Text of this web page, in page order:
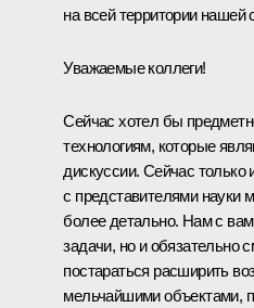
на всей территории нашей
Уважаемые коллеги!
Сейчас хотел бы
технологиям, которые
дискуссии. Сейчас только
с представителями науки
более детально. Нам с
задачи, но и обязательно
постараться расширить
мельчайшими объектами,